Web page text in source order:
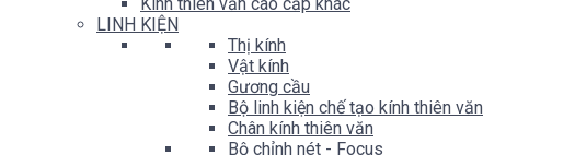
LINH KIỆN
Thị kính
Vật kính
Gương cầu
Bộ linh kiện chế tạo kính thiên văn
Chân kính thiên văn
Bộ chỉnh nét - Focus